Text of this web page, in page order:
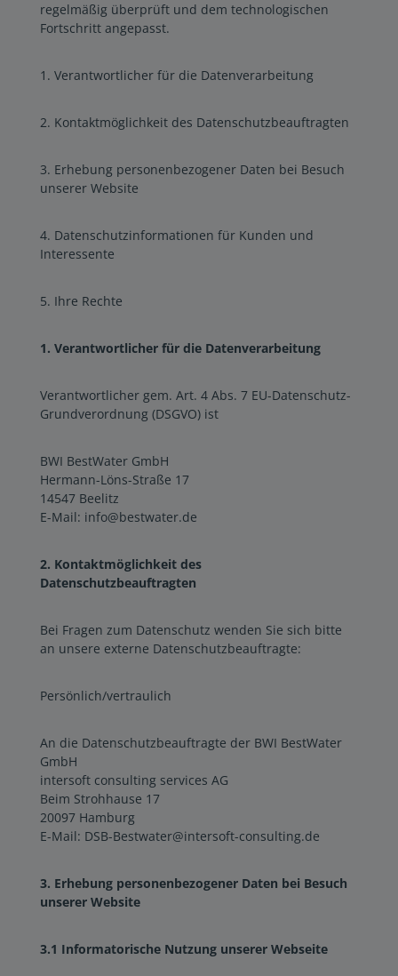
regelmäßig überprüft und dem technologischen
Fortschritt angepasst.
1. Verantwortlicher für die Datenverarbeitung
2. Kontaktmöglichkeit des Datenschutzbeauftragten
3. Erhebung personenbezogener Daten bei Besuch
unserer Website
4. Datenschutzinformationen für Kunden und
Interessente
5. Ihre Rechte
1. Verantwortlicher für die Datenverarbeitung
Verantwortlicher gem. Art. 4 Abs. 7 EU-Datenschutz-
Grundverordnung (DSGVO) ist
BWI BestWater GmbH
Hermann-Löns-Straße 17
14547 Beelitz
E-Mail: info@bestwater.de
2. Kontaktmöglichkeit des
Datenschutzbeauftragten
Bei Fragen zum Datenschutz wenden Sie sich bitte
an unsere externe Datenschutzbeauftragte:
Persönlich/vertraulich
An die Datenschutzbeauftragte der BWI BestWater
GmbH
intersoft consulting services AG
Beim Strohhause 17
20097 Hamburg
E-Mail: DSB-Bestwater@intersoft-consulting.de
3. Erhebung personenbezogener Daten bei Besuch
unserer Website
3.1 Informatorische Nutzung unserer Webseite